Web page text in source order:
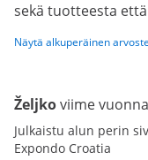
sekä tuotteesta
Näytä alkuperäinen
Željkoviime vuonna
Julkaistu alun perin
Expondo Croatia